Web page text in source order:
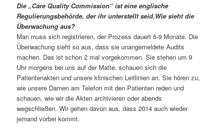
Die „Care Quality Commission“ ist eine englische
Regulierungsbehörde, der ihr unterstellt seid.Wie sieht die
Überwachung aus?
Man muss sich registrieren, der Prozess dauert 6-9 Monate. Die
Überwachung sieht so aus, dass sie unangemeldete Audits
machen. Das ist schon 2 mal vorgekommen. Sie stehen um 9
Uhr morgens bei uns auf der Matte, schauen sich die
Patientenakten und unsere klinischen Leitlinien an. Sie hören zu,
wie unsere Damen am Telefon mit den Patienten reden und
schauen, wie wir die Akten archivieren oder abends
wegschließen. Wir gehen davon aus, dass 2014 auch wieder
jemand vorbei kommt.